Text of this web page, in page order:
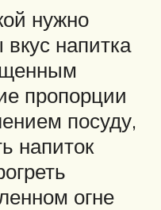
нужно
напитка
пропорции
посуду,
напиток
огне